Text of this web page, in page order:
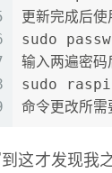
更新完成后
sudo
输入两遍密码
sudo
命令更改所需
这才发现我